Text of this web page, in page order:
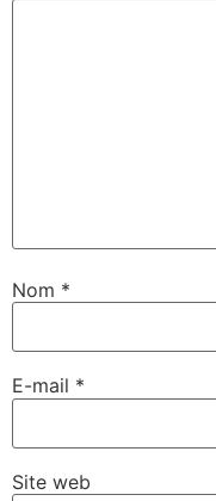
Nom *
E-mail *
Site web